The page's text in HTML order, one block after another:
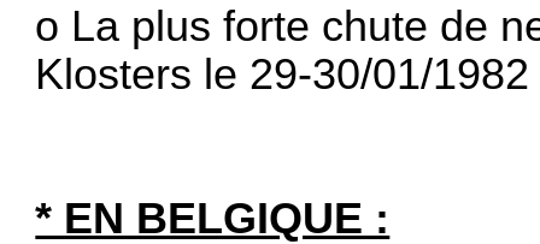
o La plus forte chute de
Klosters le 29-30/01/1982
* EN BELGIQUE :